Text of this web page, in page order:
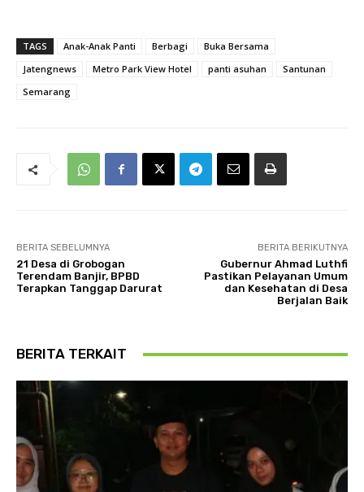
TAGS Anak-Anak Panti Berbagi
Buka Bersama
Jatengnews
Metro Park View Hotel panti asuhan
Santunan
Semarang
BERITA SEBELUMNYA
21 Desa di Grobogan
Terendam Banjir, BPBD
Terapkan Tanggap Darurat
BERITA BERIKUTNYA
Gubernur Ahmad Luthfi
Pastikan Pelayanan Umum
dan Kesehatan di Desa
Berjalan Baik
BERITA TERKAIT